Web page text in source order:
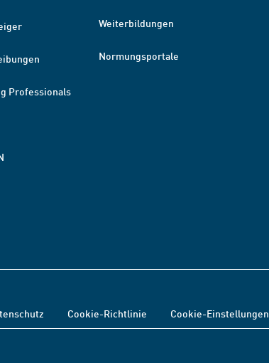
Professionals
Weiterbildungen
Normungsportale
Cookie-Richtlinie Cookie-Einstellungen